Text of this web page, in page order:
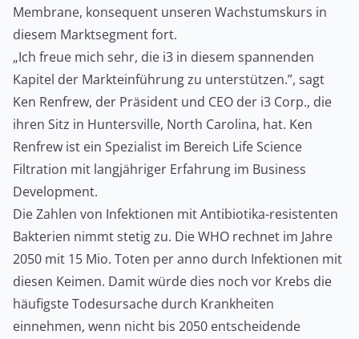
Membrane, konsequent unseren Wachstumskurs in
diesem Marktsegment fort.
„Ich freue mich sehr, die i3 in diesem spannenden
Kapitel der Markteinführung zu unterstützen.”, sagt
Ken Renfrew, der Präsident und CEO der i3 Corp., die
ihren Sitz in Huntersville, North Carolina, hat. Ken
Renfrew ist ein Spezialist im Bereich Life Science
Filtration mit langjähriger Erfahrung im Business
Development.
Die Zahlen von Infektionen mit Antibiotika-resistenten
Bakterien nimmt stetig zu. Die WHO rechnet im Jahre
2050 mit 15 Mio. Toten per anno durch Infektionen mit
diesen Keimen. Damit würde dies noch vor Krebs die
häufigste Todesursache durch Krankheiten
einnehmen, wenn nicht bis 2050 entscheidende